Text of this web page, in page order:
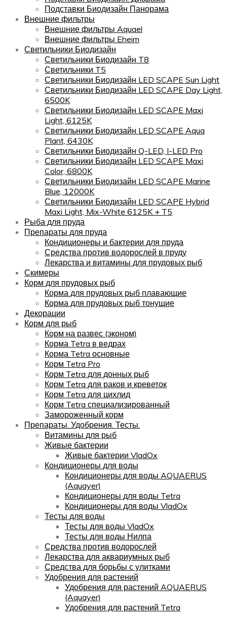
Подставки Биодизайн Панорама
Внешние фильтры
Внешние фильтры Aquael
Внешние фильтры Eheim
Светильники Биодизайн
Светильники Биодизайн T8
Светильники T5
Светильники Биодизайн LED SCAPE Sun Light
Светильники Биодизайн LED SCAPE Day Light,
6500K
Светильники Биодизайн LED SCAPE Maxi
Light, 6125K
Светильники Биодизайн LED SCAPE Aqua
Plant, 6430K
Светильники Биодизайн Q-LED, I-LED Pro
Светильники Биодизайн LED SCAPE Maxi
Color, 6800K
Светильники Биодизайн LED SCAPE Marine
Blue, 12000K
Светильники Биодизайн LED SCAPE Hybrid
Maxi Light, Mix-White 6125K + T5
Рыба для пруда
Препараты для пруда
Кондиционеры и бактерии для пруда
Средства против водорослей в пруду
Лекарства и витамины для прудовых рыб
Скимеры
Корм для прудовых рыб
Корма для прудовых рыб плавающие
Корма для прудовых рыб тонущие
Декорации
Корм для рыб
Корм на развес (эконом)
Корма Tetra в ведрах
Корма Tetra основные
Корм Tetra Pro
Корм Tetra для донных рыб
Корм Tetra для раков и креветок
Корм Tetra для цихлид
Корм Tetra специализированный
Замороженный корм
Препараты. Удобрения. Тесты.
Витамины для рыб
Живые бактерии
Живые бактерии VladOx
Кондиционеры для воды
Кондиционеры для воды AQUAERUS
(Aquayer)
Кондиционеры для воды Tetra
Кондиционеры для воды VladOx
Тесты для воды
Тесты для воды VladOx
Тесты для воды Нилпа
Средства против водорослей
Лекарства для аквариумных рыб
Средства для борьбы с улитками
Удобрения для растений
Удобрения для растений AQUAERUS
(Aquayer)
Удобрения для растений Tetra